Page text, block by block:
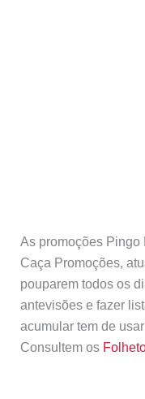
As promoções Pingo
Caça Promoções,
pouparem todos os
antevisões e fazer
acumular tem de
Consultem os